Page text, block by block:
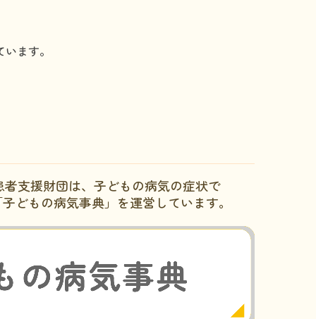
ます。
支援財団は、子どもの病気の症状で
どもの病気事典」を運営しています。